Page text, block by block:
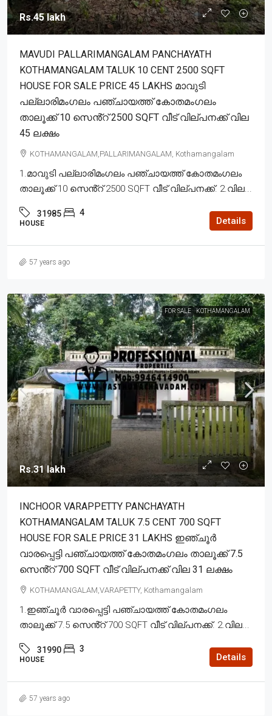
Rs.45 lakh
MAVUDI PALLARIMANGALAM PANCHAYATH
KOTHAMANGALAM TALUK 10 CENT 2500 SQFT
HOUSE FOR SALE PRICE 45 LAKHS മാവുടി
പല്ലാരിമംഗലം പഞ്ചായത്ത് കോതമംഗലം
താലൂക്ക് 10 സെൻ്റ് 2500 SQFT വീട് വില്പനക്ക് വില
45 ലക്ഷം
KOTHAMANGALAM,PALLARIMANGALAM, Kothamangalam
1.മാവുടി പല്ലാരിമംഗലം പഞ്ചായത്ത് കോതമംഗലം
താലൂക്ക് 10 സെൻ്റ് 2500 SQFT വീട് വില്പനക്ക്. 2.വില...
31985 4
HOUSE Details
57 years ago
FOR SALE KOTHAMANGALAM
Rs.31 lakh
INCHOOR VARAPPETTY PANCHAYATH
KOTHAMANGALAM TALUK 7.5 CENT 700 SQFT
HOUSE FOR SALE PRICE 31 LAKHS ഇഞ്ചൂർ
വാരപ്പെട്ടി പഞ്ചായത്ത് കോതമംഗലം താലൂക്ക് 7.5
സെൻ്റ് 700 SQFT വീട് വില്പനക്ക് വില 31 ലക്ഷം
KOTHAMANGALAM,VARAPETTY, Kothamangalam
1.ഇഞ്ചൂർ വാരപ്പെട്ടി പഞ്ചായത്ത് കോതമംഗലം
താലൂക്ക് 7.5 സെൻ്റ് 700 SQFT വീട് വില്പനക്ക്. 2.വില...
31990 3
HOUSE Details
57 years ago